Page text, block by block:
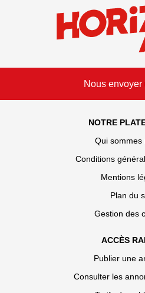
Nous envoyer
NOTRE
Qui sommes
Conditions
Mentions
Plan du
Gestion des
ACCÈS
Publier une
Consulter les